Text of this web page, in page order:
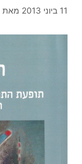
11 ביוני 2013 מאת